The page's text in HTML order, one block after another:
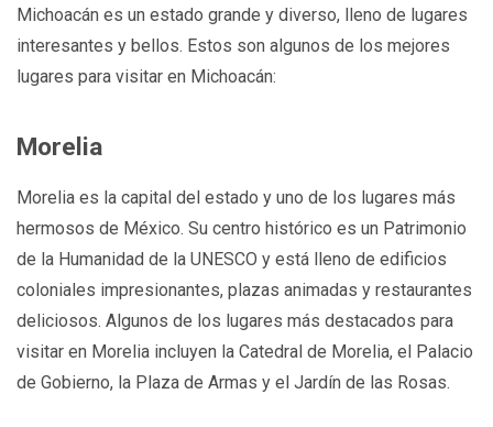
Michoacán es un estado grande y diverso, lleno de lugares
interesantes y bellos. Estos son algunos de los mejores
lugares para visitar en Michoacán:
Morelia
Morelia es la capital del estado y uno de los lugares más
hermosos de México. Su centro histórico es un Patrimonio
de la Humanidad de la UNESCO y está lleno de edificios
coloniales impresionantes, plazas animadas y restaurantes
deliciosos. Algunos de los lugares más destacados para
visitar en Morelia incluyen la Catedral de Morelia, el Palacio
de Gobierno, la Plaza de Armas y el Jardín de las Rosas.